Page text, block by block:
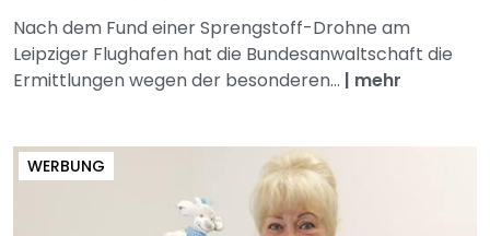
Nach dem Fund einer Sprengstoff-Drohne am
Leipziger Flughafen hat die Bundesanwaltschaft die
Ermittlungen wegen der besonderen... | mehr
WERBUNG